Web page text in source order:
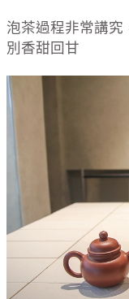
泡茶過程非常講究
別香甜回甘